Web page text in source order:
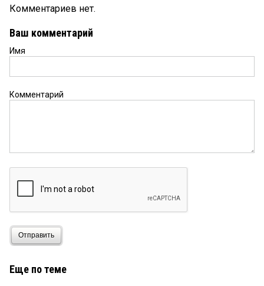
Комментариев нет.
Ваш комментарий
Имя
Комментарий
Отправить
Еще по теме